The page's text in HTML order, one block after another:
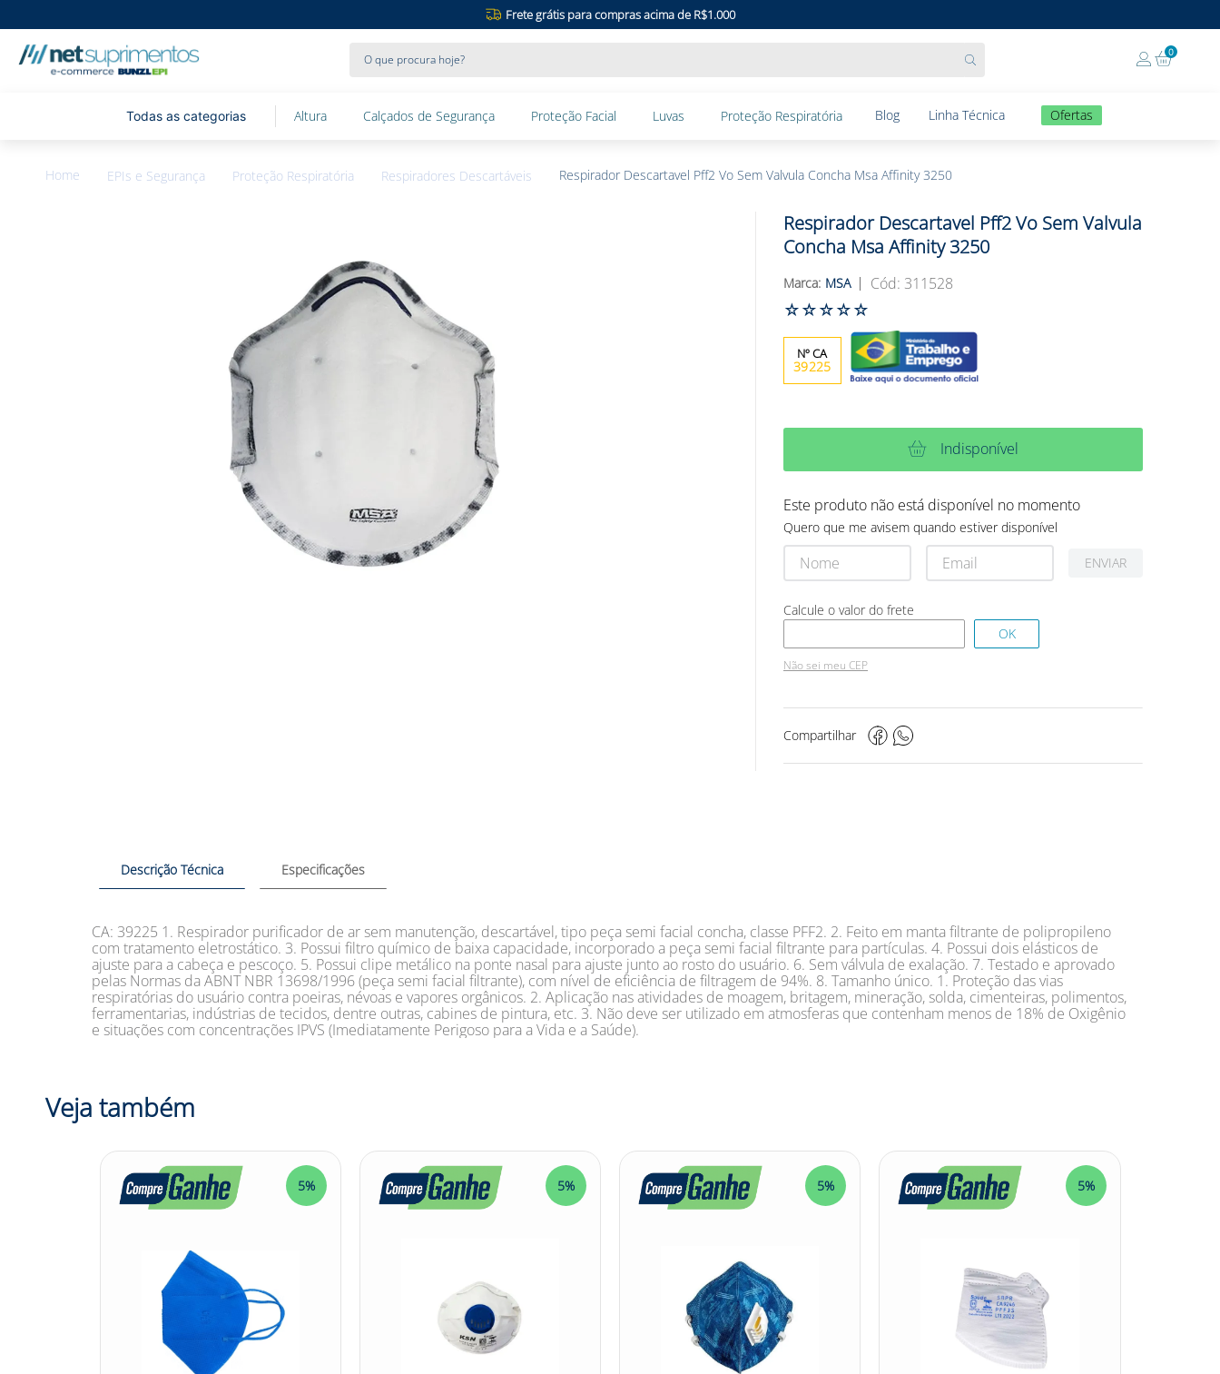
Frete grátis para compras acima de R$1.000
0
Altura Calçados de Segurança Proteção Facial Luvas Proteção Respiratória Blog Linha Técnica Ofertas
EPIs e Segurança Proteção Respiratória Respiradores Descartáveis Respirador Descartavel Pff2 Vo Sem Valvula Concha Msa Affinity 3250
Respirador Descartavel Pff2 Vo Sem Valvula
Concha Msa Affinity 3250
MSA : 311528
☆☆☆☆☆
39225
Indisponível
Este produto não está disponível no momento
Quero que me avisem quando estiver disponível
ENVIAR
Não sei meu CEP
Compartilhar
Descrição Técnica Especificações
CA: 39225 1. Respirador purificador de ar sem manutenção, descartável, tipo peça semi facial concha, classe PFF2. 2. Feito em manta filtrante de polipropileno
com tratamento eletrostático. 3. Possui filtro químico de baixa capacidade, incorporado a peça semi facial filtrante para partículas. 4. Possui dois elásticos de
ajuste para a cabeça e pescoço. 5. Possui clipe metálico na ponte nasal para ajuste junto ao rosto do usuário. 6. Sem válvula de exalação. 7. Testado e aprovado
pelas Normas da ABNT NBR 13698/1996 (peça semi facial filtrante), com nível de eficiência de filtragem de 94%. 8. Tamanho único. 1. Proteção das vias
respiratórias do usuário contra poeiras, névoas e vapores orgânicos. 2. Aplicação nas atividades de moagem, britagem, mineração, solda, cimenteiras, polimentos,
ferramentarias, indústrias de tecidos, dentre outras, cabines de pintura, etc. 3. Não deve ser utilizado em atmosferas que contenham menos de 18% de Oxigênio
e situações com concentrações IPVS (Imediatamente Perigoso para a Vida e a Saúde).
Veja também
5% 5% 5% 5%